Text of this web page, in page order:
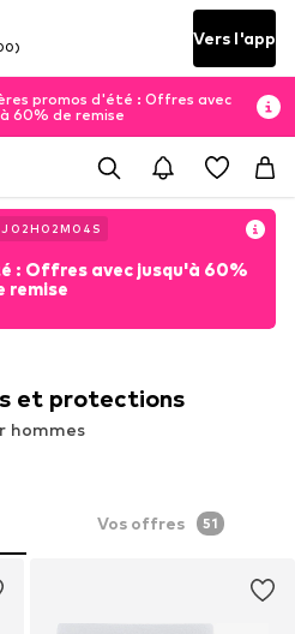
Vers l'app
promos d'été : Offres avec
60% de remise
J 02H 02M 02 S
: Offres avec jusqu'à 60%
remise
et protections
hommes
Vos offres 51